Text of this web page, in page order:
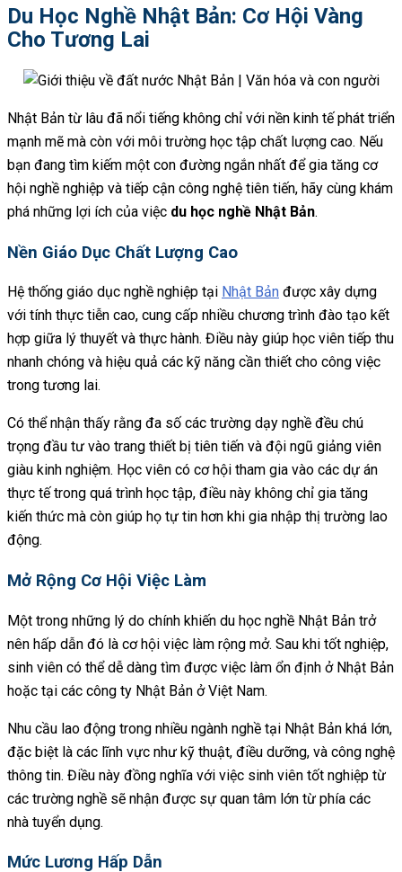
Du Học Nghề Nhật Bản: Cơ Hội Vàng
Cho Tương Lai
Nhật Bản từ lâu đã nổi tiếng không chỉ với nền kinh tế phát triển
mạnh mẽ mà còn với môi trường học tập chất lượng cao. Nếu
bạn đang tìm kiếm một con đường ngắn nhất để gia tăng cơ
hội nghề nghiệp và tiếp cận công nghệ tiên tiến, hãy cùng khám
phá những lợi ích của việc du học nghề Nhật Bản.
Nền Giáo Dục Chất Lượng Cao
Hệ thống giáo dục nghề nghiệp tại Nhật Bản được xây dựng
với tính thực tiễn cao, cung cấp nhiều chương trình đào tạo kết
hợp giữa lý thuyết và thực hành. Điều này giúp học viên tiếp thu
nhanh chóng và hiệu quả các kỹ năng cần thiết cho công việc
trong tương lai.
Có thể nhận thấy rằng đa số các trường dạy nghề đều chú
trọng đầu tư vào trang thiết bị tiên tiến và đội ngũ giảng viên
giàu kinh nghiệm. Học viên có cơ hội tham gia vào các dự án
thực tế trong quá trình học tập, điều này không chỉ gia tăng
kiến thức mà còn giúp họ tự tin hơn khi gia nhập thị trường lao
động.
Mở Rộng Cơ Hội Việc Làm
Một trong những lý do chính khiến du học nghề Nhật Bản trở
nên hấp dẫn đó là cơ hội việc làm rộng mở. Sau khi tốt nghiệp,
sinh viên có thể dễ dàng tìm được việc làm ổn định ở Nhật Bản
hoặc tại các công ty Nhật Bản ở Việt Nam.
Nhu cầu lao động trong nhiều ngành nghề tại Nhật Bản khá lớn,
đặc biệt là các lĩnh vực như kỹ thuật, điều dưỡng, và công nghệ
thông tin. Điều này đồng nghĩa với việc sinh viên tốt nghiệp từ
các trường nghề sẽ nhận được sự quan tâm lớn từ phía các
nhà tuyển dụng.
Mức Lương Hấp Dẫn